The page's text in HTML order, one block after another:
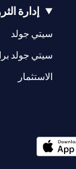
إدارة
سيتي جولد
سيتي جولد
الاستثمار